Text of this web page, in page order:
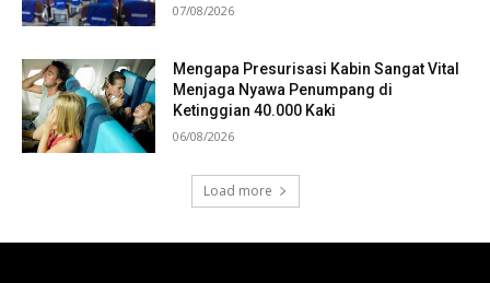
07/08/2026
Mengapa Presurisasi Kabin Sangat Vital
Menjaga Nyawa Penumpang di
Ketinggian 40.000 Kaki
06/08/2026
Load more